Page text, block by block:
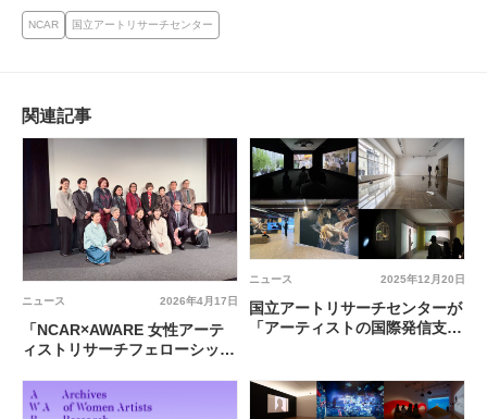
NCAR 国立アートリサーチセンター
関連記事
2026年4月17日
ニュース
「NCAR×AWARE 女性アーテ
ィストリサーチフェローシッ
2025年12月20日
ニュース
国立アートリサーチセンターが
「アーティストの国際発信支援